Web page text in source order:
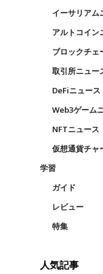
イーサリアム
アルトコイン
ブロックチェ
取引所ニュー
DeFiニュース
Web3ゲーム
NFTニュース
仮想通貨チャ
学習
ガイド
レビュー
特集
人気記事